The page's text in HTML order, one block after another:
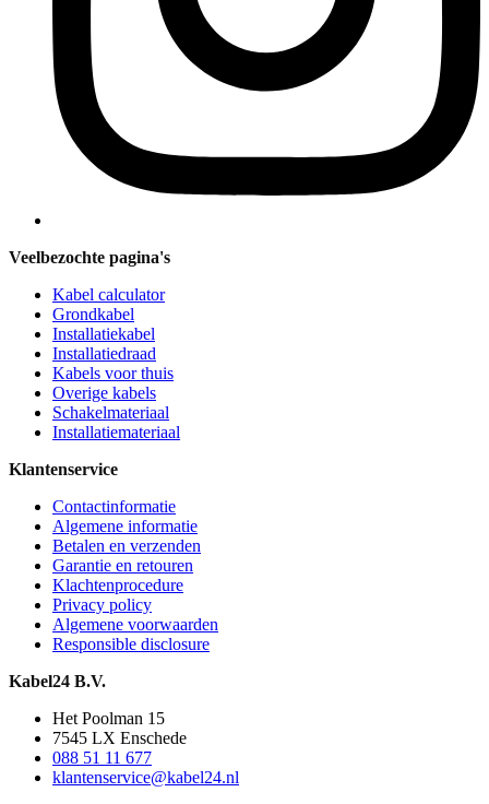
Veelbezochte pagina's
Kabel calculator
Grondkabel
Installatiekabel
Installatiedraad
Kabels voor thuis
Overige kabels
Schakelmateriaal
Installatiemateriaal
Klantenservice
Contactinformatie
Algemene informatie
Betalen en verzenden
Garantie en retouren
Klachtenprocedure
Privacy policy
Algemene voorwaarden
Responsible disclosure
Kabel24 B.V.
Het Poolman 15
7545 LX Enschede
088 51 11 677
klantenservice@kabel24.nl